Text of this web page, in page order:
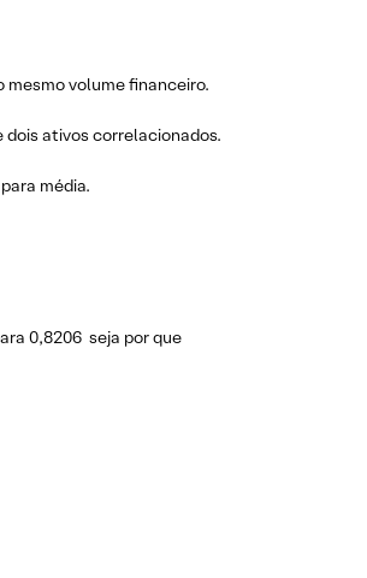
mesmo volume financeiro.
ativos correlacionados.
média.
0,8206 seja por que